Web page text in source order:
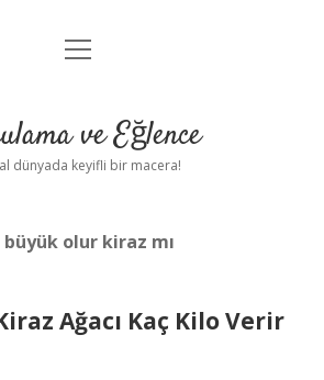
Anasayfa
Yasal Uyarı
menüyü
ve Eğlence
dünyada keyifli bir macera!
olur kiraz mı
Ağacı Kaç Kilo Verir